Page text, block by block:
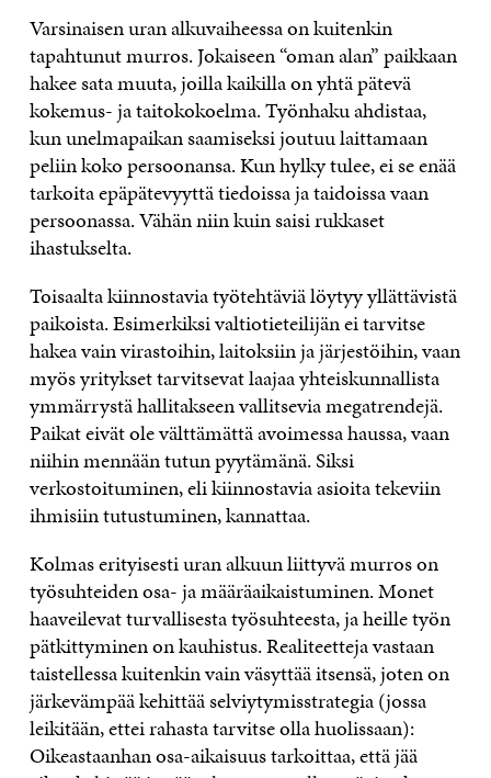
Varsinaisen uran alkuvaiheessa on kuitenkin
tapahtunut murros. Jokaiseen “oman alan” paikkaan
hakee sata muuta, joilla kaikilla on yhtä pätevä
kokemus- ja taitokokoelma. Työnhaku ahdistaa,
kun unelmapaikan saamiseksi joutuu laittamaan
peliin koko persoonansa. Kun hylky tulee, ei se enää
tarkoita epäpätevyyttä tiedoissa ja taidoissa vaan
persoonassa. Vähän niin kuin saisi rukkaset
ihastukselta.
Toisaalta kiinnostavia työtehtäviä löytyy yllättävistä
paikoista. Esimerkiksi valtiotieteilijän ei tarvitse
hakea vain virastoihin, laitoksiin ja järjestöihin, vaan
myös yritykset tarvitsevat laajaa yhteiskunnallista
ymmärrystä hallitakseen vallitsevia megatrendejä.
Paikat eivät ole välttämättä avoimessa haussa, vaan
niihin mennään tutun pyytämänä. Siksi
verkostoituminen, eli kiinnostavia asioita tekeviin
ihmisiin tutustuminen, kannattaa.
Kolmas erityisesti uran alkuun liittyvä murros on
työsuhteiden osa- ja määräaikaistuminen. Monet
haaveilevat turvallisesta työsuhteesta, ja heille työn
pätkittyminen on kauhistus. Realiteetteja vastaan
taistellessa kuitenkin vain väsyttää itsensä, joten on
järkevämpää kehittää selviytymisstrategia (jossa
leikitään, ettei rahasta tarvitse olla huolissaan):
Oikeastaanhan osa-aikaisuus tarkoittaa, että jää